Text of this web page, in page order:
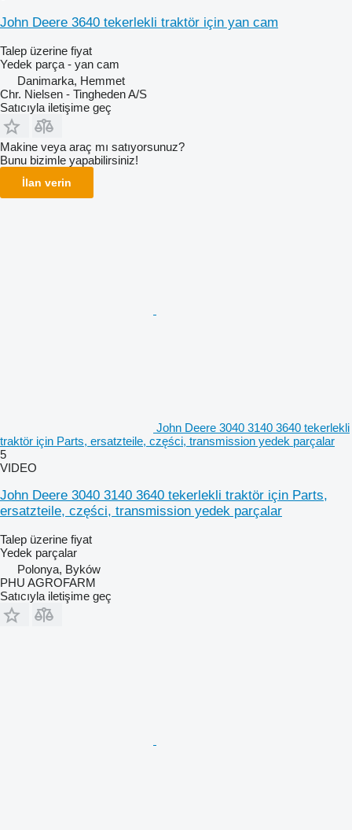
John Deere 3640 tekerlekli traktör için yan cam
Talep üzerine fiyat
Yedek parça - yan cam
Danimarka, Hemmet
Chr. Nielsen - Tingheden A/S
Satıcıyla iletişime geç
Makine veya araç mı satıyorsunuz?
Bunu bizimle yapabilirsiniz!
İlan verin
John Deere 3040 3140 3640 tekerlekli
traktör için Parts, ersatzteile, części, transmission yedek parçalar
5
VIDEO
John Deere 3040 3140 3640 tekerlekli traktör için Parts,
ersatzteile, części, transmission yedek parçalar
Talep üzerine fiyat
Yedek parçalar
Polonya, Byków
PHU AGROFARM
Satıcıyla iletişime geç